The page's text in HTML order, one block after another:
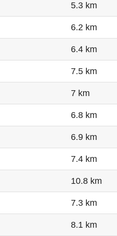
5.3 km
6.2 km
6.4 km
7.5 km
7 km
6.8 km
6.9 km
7.4 km
10.8 km
7.3 km
8.1 km